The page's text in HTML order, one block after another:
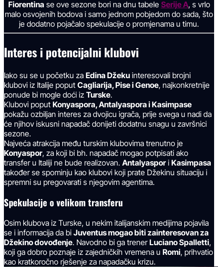
Fiorentinase ove sezone bori na dnu tabele Serije A, s vrlo
malo osvojenih bodova i samo jednom pobjedom do sada, što
je dodatno pojačalo spekulacije o promjenama u timu.
Interes i potencijalni klubovi
Iako su se u početku za Edina Džeku interesovali brojni
klubovi iz Italije poput Cagliarija, Pise i Genoe, najkonkretnije
ponude bi mogle doći iz Turske.
Klubovi poput Konyaspora, Antalyaspora i Kasimpase
pokažu ozbiljan interes za dvojicu igrača, prije svega u nadi da
će njihov iskusni napadač donijeti dodatnu snagu u završnici
sezone.
Najveća atrakcija među turskim klubovima trenutno je
Konyaspor, za koji bi bh. napadač mogao potpisati ako
transfer u Italiji ne bude realizovan. Antalyaspor i Kasimpasa
također se spominju kao klubovi koji prate Džekinu situaciju i
spremni su pregovarati s njegovim agentima.
Spekulacije o velikom transferu
Osim klubova iz Turske, u nekim italijanskim medijima pojavila
se i informacija da bi Juventus mogao biti zainteresovan za
Džekino dovođenje. Navodno bi ga trenerLuciano Spalletti,
koji ga dobro poznaje iz zajedničkih vremena u Romi, prihvatio
kao kratkoročno rješenje za napadačku krizu.